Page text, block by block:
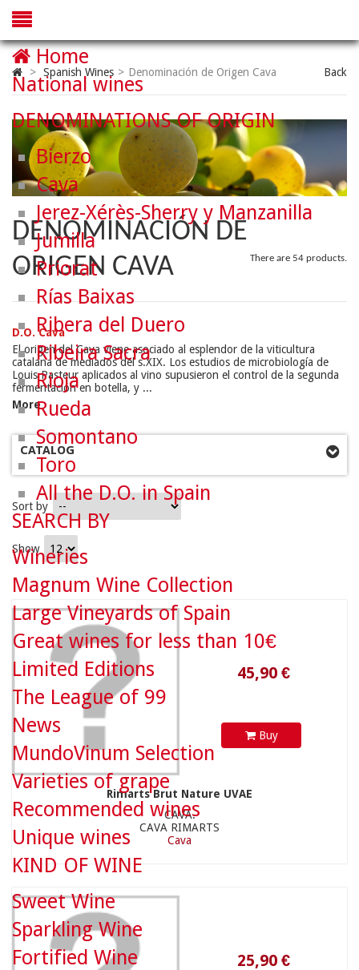
> Spanish Wines > Denominación de Origen Cava Back
DENOMINACIÓN DE
ORIGEN CAVA
There are 54 products.
D.O. Cava
El origen del Cava viene asociado al esplendor de la viticultura
catalana de mediados del s.XIX. Los estudios de microbiología de
Louis Pasteur aplicados al vino supusieron el control de la segunda
fermentación en botella, y ...
More
CATALOG
Sort by
Show
45,90 €
Buy
Rimarts Brut Nature UVAE
CAVA.
CAVA RIMARTS
Cava
Home
National wines
DENOMINATIONS OF ORIGIN
Bierzo
Cava
Jerez-Xérès-Sherry y Manzanilla
Jumilla
Priorat
Rías Baixas
Ribera del Duero
Ribeira Sacra
Rioja
Rueda
Somontano
Toro
All the D.O. in Spain
SEARCH BY
Wineries
Magnum Wine Collection
Large Vineyards of Spain
Great wines for less than 10€
Limited Editions
The League of 99
News
MundoVinum Selection
Varieties of grape
Recommended wines
Unique wines
KIND OF WINE
Sweet Wine
Sparkling Wine
Fortified Wine